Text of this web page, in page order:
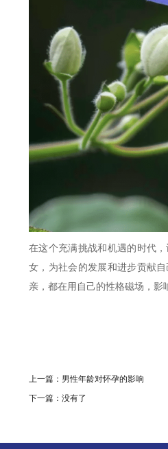
在这个充满挑战和机遇的时代
女，为社会的发展和进步贡献
亲，都在用自己的性格磁场，影
上一篇： 男性年龄对怀孕的影响
下一篇：没有了